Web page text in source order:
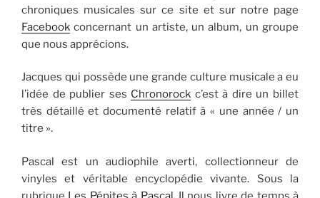
chroniques musicales sur ce site et sur notre page
Facebook concernant un artiste, un album, un groupe
que nous apprécions.
Jacques qui possède une grande culture musicale a eu
l’idée de publier ses Chronorock c’est à dire un billet
très détaillé et documenté relatif à « une année / un
titre ».
Pascal est un audiophile averti, collectionneur de
vinyles et véritable encyclopédie vivante. Sous la